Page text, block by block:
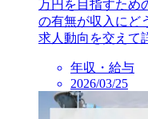
万円を目指すため
の有無が収入にど
求人動向を交えて
年収・給与
2026/03/25